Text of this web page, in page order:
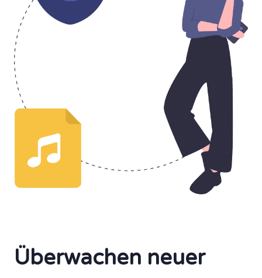
Überwachen neuer